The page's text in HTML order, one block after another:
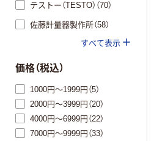
テストー（TESTO）（70）
佐藤計量器製作所（58）
すべて表示
価格（税込）
1000円～1999円（5）
2000円～3999円（20）
4000円～6999円（22）
7000円～9999円（33）